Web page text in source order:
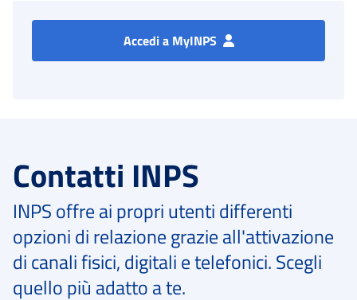
Accedi a MyINPS
Contatti INPS
INPS offre ai propri utenti differenti
opzioni di relazione grazie all'attivazione
di canali fisici, digitali e telefonici. Scegli
quello più adatto a te.